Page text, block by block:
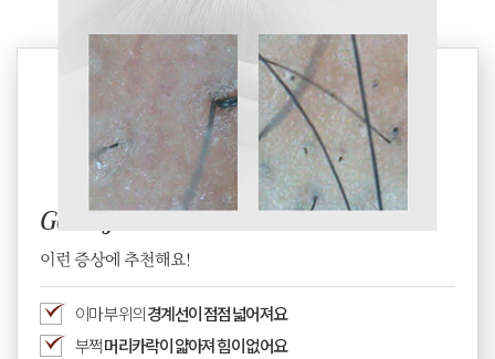
Good for
이런 증상에 추천해요!
이마 부위의경계선이 점점 넓어져요
부쩍머리카락이 얇아져 힘이 없어요